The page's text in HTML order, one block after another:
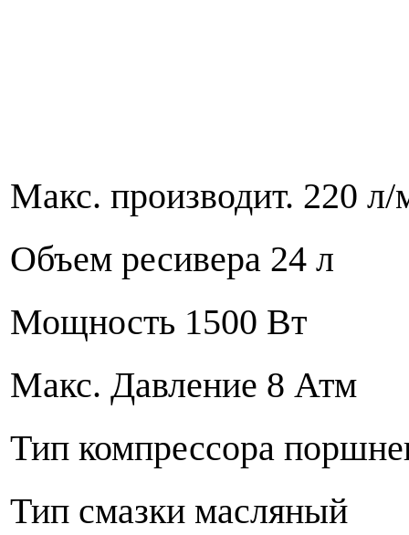
Макс. производит. 220
Объем ресивера 24 л
Мощность 1500 Вт
Макс. Давление 8 Атм
Тип компрессора
Тип смазки масляный